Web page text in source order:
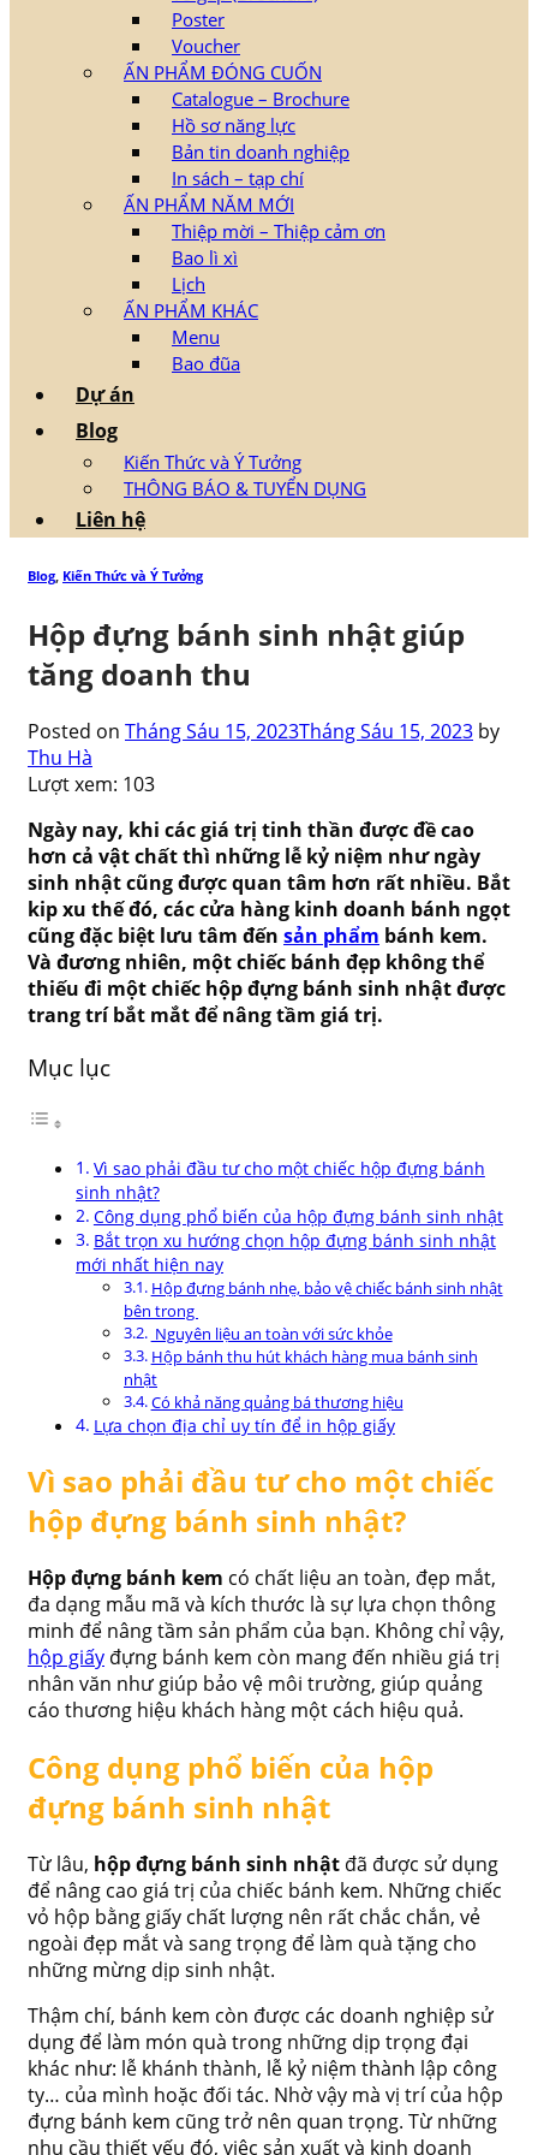
Poster
Voucher
ẤN PHẨM ĐÓNG CUỐN
Catalogue – Brochure
Hồ sơ năng lực
Bản tin doanh nghiệp
In sách – tạp chí
ẤN PHẨM NĂM MỚI
Thiệp mời – Thiệp cảm ơn
Bao lì xì
Lịch
ẤN PHẨM KHÁC
Menu
Bao đũa
Dự án
Blog
Kiến Thức và Ý Tưởng
THÔNG BÁO & TUYỂN DỤNG
Liên hệ
Blog, Kiến Thức và Ý Tưởng
Hộp đựng bánh sinh nhật giúp
tăng doanh thu
Posted on Tháng Sáu 15, 2023Tháng Sáu 15, 2023 by
Thu Hà
Lượt xem: 103
Ngày nay, khi các giá trị tinh thần được đề cao
hơn cả vật chất thì những lễ kỷ niệm như ngày
sinh nhật cũng được quan tâm hơn rất nhiều. Bắt
kip xu thế đó, các cửa hàng kinh doanh bánh ngọt
cũng đặc biệt lưu tâm đến sản phẩm bánh kem.
Và đương nhiên, một chiếc bánh đẹp không thể
thiếu đi một chiếc hộp đựng bánh sinh nhật được
trang trí bắt mắt để nâng tầm giá trị.
Mục lục
Vì sao phải đầu tư cho một chiếc hộp đựng bánh
sinh nhật?
Công dụng phổ biến của hộp đựng bánh sinh nhật
Bắt trọn xu hướng chọn hộp đựng bánh sinh nhật
mới nhất hiện nay
Hộp đựng bánh nhẹ, bảo vệ chiếc bánh sinh nhật
bên trong
Nguyên liệu an toàn với sức khỏe
Hộp bánh thu hút khách hàng mua bánh sinh
nhật
Có khả năng quảng bá thương hiệu
Lựa chọn địa chỉ uy tín để in hộp giấy
Vì sao phải đầu tư cho một chiếc
hộp đựng bánh sinh nhật?
Hộp đựng bánh kem có chất liệu an toàn, đẹp mắt,
đa dạng mẫu mã và kích thước là sự lựa chọn thông
minh để nâng tầm sản phẩm của bạn. Không chỉ vậy,
hộp giấy đựng bánh kem còn mang đến nhiều giá trị
nhân văn như giúp bảo vệ môi trường, giúp quảng
cáo thương hiệu khách hàng một cách hiệu quả.
Công dụng phổ biến của hộp
đựng bánh sinh nhật
Từ lâu, hộp đựng bánh sinh nhật đã được sử dụng
để nâng cao giá trị của chiếc bánh kem. Những chiếc
vỏ hộp bằng giấy chất lượng nên rất chắc chắn, vẻ
ngoài đẹp mắt và sang trọng để làm quà tặng cho
những mừng dịp sinh nhật.
Thậm chí, bánh kem còn được các doanh nghiệp sử
dụng để làm món quà trong những dịp trọng đại
khác như: lễ khánh thành, lễ kỷ niệm thành lập công
ty… của mình hoặc đối tác. Nhờ vậy mà vị trí của hộp
đựng bánh kem cũng trở nên quan trọng. Từ những
nhu cầu thiết yếu đó, việc sản xuất và kinh doanh